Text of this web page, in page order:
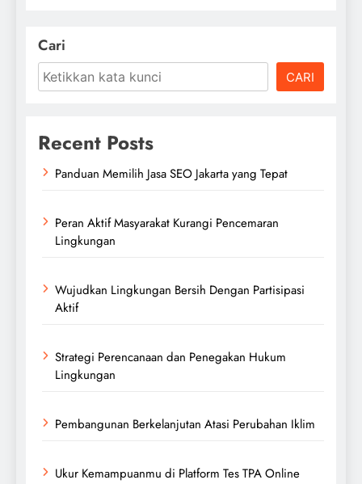
Cari
CARI
Recent Posts
Panduan Memilih Jasa SEO Jakarta yang Tepat
Peran Aktif Masyarakat Kurangi Pencemaran
Lingkungan
Wujudkan Lingkungan Bersih Dengan Partisipasi
Aktif
Strategi Perencanaan dan Penegakan Hukum
Lingkungan
Pembangunan Berkelanjutan Atasi Perubahan Iklim
Ukur Kemampuanmu di Platform Tes TPA Online